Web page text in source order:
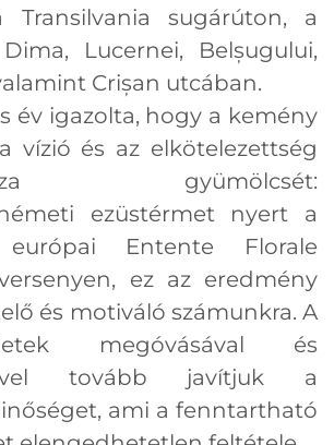
Transilvania sugárúton, a
Lucernei, Belșugului,
Crișan utcában.
év igazolta, hogy a kemény
vízió és az elkötelezettség
gyümölcsét:
ezüstérmet nyert a
európai Entente Florale
ez az eredmény
és motiváló számunkra. A
megóvásával és
tovább javítjuk a
ami a fenntartható